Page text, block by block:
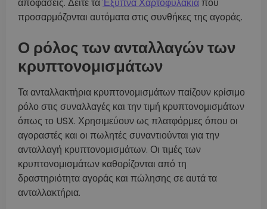
αποφάσεις. Δείτε ταΈξυπνα Χαρτοφυλάκιαπου
προσαρμόζονται αυτόματα στις συνθήκες της αγοράς.
Ο ρόλος των ανταλλαγών των
κρυπτονομισμάτων
Τα ανταλλακτήρια κρυπτονομισμάτων παίζουν κρίσιμο
ρόλο στις συναλλαγές και την τιμή κρυπτονομισμάτων
όπως το USX. Χρησιμεύουν ως πλατφόρμες όπου οι
αγοραστές και οι πωλητές συναντιούνται για την
ανταλλαγή κρυπτονομισμάτων. Οι τιμές των
κρυπτονομισμάτων καθορίζονται από τη
δραστηριότητα αγοράς και πώλησης σε αυτά τα
ανταλλακτήρια.